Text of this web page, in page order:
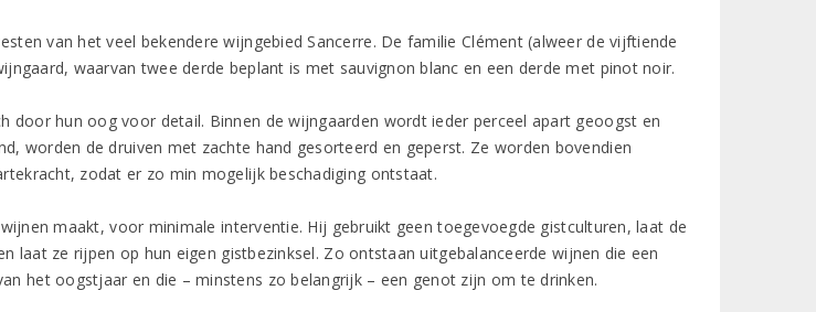
van het veel bekendere wijngebied Sancerre. De familie Clément (alweer de vijftiende
waarvan twee derde beplant is met sauvignon blanc en een derde met pinot noir.
door hun oog voor detail. Binnen de wijngaarden wordt ieder perceel apart geoogst en
worden de druiven met zachte hand gesorteerd en geperst. Ze worden bovendien
zodat er zo min mogelijk beschadiging ontstaat.
maakt, voor minimale interventie. Hij gebruikt geen toegevoegde gistculturen, laat de
laat ze rijpen op hun eigen gistbezinksel. Zo ontstaan uitgebalanceerde wijnen die een
het oogstjaar en die – minstens zo belangrijk – een genot zijn om te drinken.